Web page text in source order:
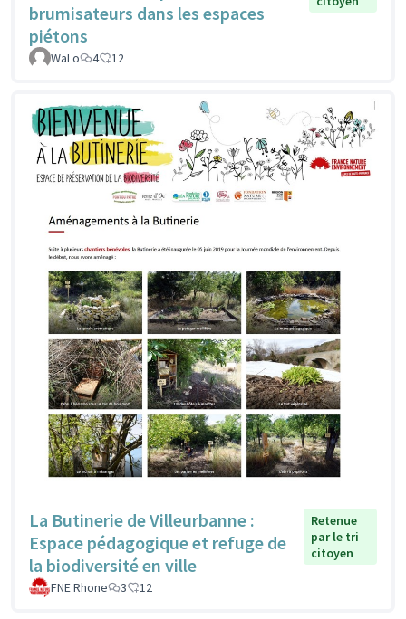
brumisateurs dans les espaces
piétons
WaLo 4 12
La Butinerie de Villeurbanne :
Espace pédagogique et refuge de
la biodiversité en ville
Retenue
par le tri
citoyen
FNE Rhone 3 12